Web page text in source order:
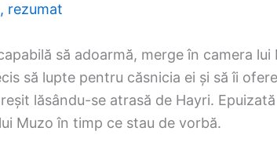
rezumat
să adoarmă, merge în camera lui
să lupte pentru căsnicia ei și să îi
lăsându-se atrasă de Hayri. Epuizată
Muzo în timp ce stau de vorbă.